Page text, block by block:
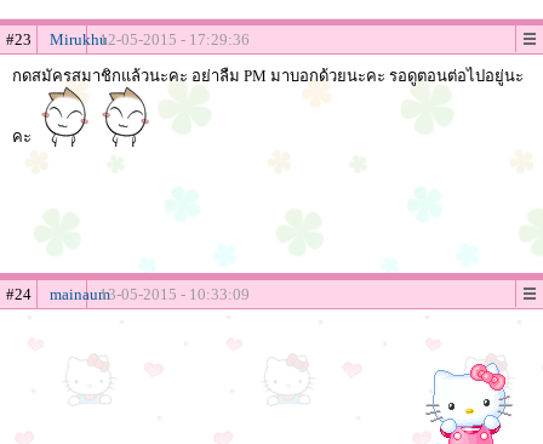
#23 Mirukhu12-05-2015 - 17:29:36
กดสมัครสมาชิกแล้วนะคะ อย่าลืม PM มาบอกด้วยนะคะ รอดูตอนต่อไปอยู่นะ
คะ
#24 mainaum13-05-2015 - 10:33:09